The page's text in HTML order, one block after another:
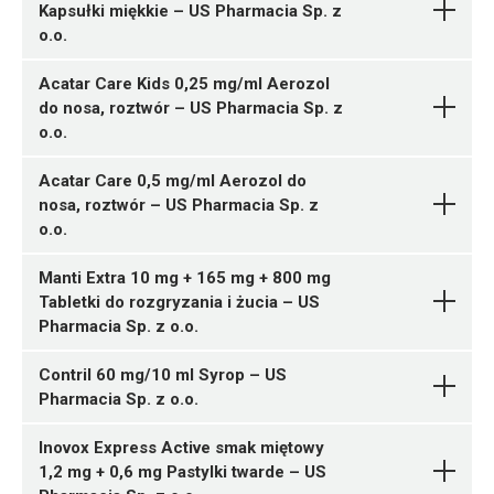
extractum siccum US
Pharmacia Sp. z o.o.
Pytanie o produkt
Pharmacia Sp. z o.o.
Pytanie o produkt
Ulotka
Furazidinum US
Pharmacia Sp. z o.o.
Pytanie o produkt
05909991430924 ¦ OTC ¦ 136495
05909991430931 ¦ OTC ¦ 136496
12 tabl.
05909991430948 ¦ OTC ¦ 136497
05909991430955 ¦ OTC ¦ 136498
05909991430962 ¦ OTC ¦ 136499
05909991430979 ¦ OTC ¦ 136500
32 tabl.
Ulotka
10 tabl.
6 tabl.
05903031289343 ¦ OTC ¦ 141667
Ulotka
Ibuprofenum +
05903031289589 ¦ OTC ¦ 140471
05903031289602 ¦ OTC ¦ 140472
48 tabl.
05903031289596 ¦ OTC ¦ 140473
M01AE01
05903031289565 ¦ OTC ¦ 140466
96 tabl.
05903031289558 ¦ OTC ¦ 140468
10 tabl.
4 tabl.
05903031286007 ¦ OTC ¦ 143774
8 tabl.
05903031285857 ¦ OTC ¦ 143775
6 tabl.
1 butelka 100 ml
Ulotka
Kapsułki miękkie – US Pharmacia Sp. z
o.o.
05903031289275 ¦ OTC ¦ 138402
05903031289282 ¦ OTC ¦ 138403
20 kaps.
Acatar Care Kids 0,25 mg/ml Aerozol
do nosa, roztwór – US Pharmacia Sp. z
o.o.
05903031289657 ¦ OTC ¦ 139425
1 butelka 15 ml
Acatar Care 0,5 mg/ml Aerozol do
nosa, roztwór – US Pharmacia Sp. z
o.o.
05903031289640 ¦ OTC ¦ 139424
Manti Extra 10 mg + 165 mg + 800 mg
Tabletki do rozgryzania i żucia – US
Pharmacia Sp. z o.o.
Contril 60 mg/10 ml Syrop – US
Pharmacia Sp. z o.o.
Inovox Express Active smak miętowy
1,2 mg + 0,6 mg Pastylki twarde – US